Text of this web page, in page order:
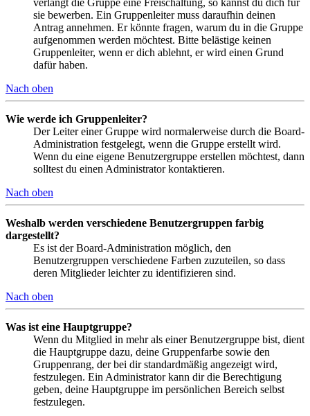
verlangt die Gruppe eine Freischaltung, so kannst du dich für
sie bewerben. Ein Gruppenleiter muss daraufhin deinen
Antrag annehmen. Er könnte fragen, warum du in die Gruppe
aufgenommen werden möchtest. Bitte belästige keinen
Gruppenleiter, wenn er dich ablehnt, er wird einen Grund
dafür haben.
Nach oben
Wie werde ich Gruppenleiter?
Der Leiter einer Gruppe wird normalerweise durch die Board-
Administration festgelegt, wenn die Gruppe erstellt wird.
Wenn du eine eigene Benutzergruppe erstellen möchtest, dann
solltest du einen Administrator kontaktieren.
Nach oben
Weshalb werden verschiedene Benutzergruppen farbig
dargestellt?
Es ist der Board-Administration möglich, den
Benutzergruppen verschiedene Farben zuzuteilen, so dass
deren Mitglieder leichter zu identifizieren sind.
Nach oben
Was ist eine Hauptgruppe?
Wenn du Mitglied in mehr als einer Benutzergruppe bist, dient
die Hauptgruppe dazu, deine Gruppenfarbe sowie den
Gruppenrang, der bei dir standardmäßig angezeigt wird,
festzulegen. Ein Administrator kann dir die Berechtigung
geben, deine Hauptgruppe im persönlichen Bereich selbst
festzulegen.